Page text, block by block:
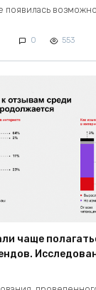
появилась
0 553
чаще